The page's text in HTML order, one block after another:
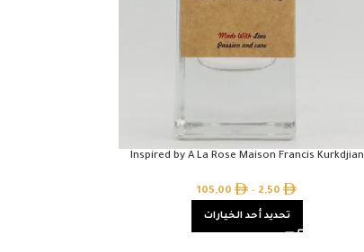
Inspired by A La Rose Maison Francis Kurkdjian
2,50
–
105,00
تحديد أحد الخيارات